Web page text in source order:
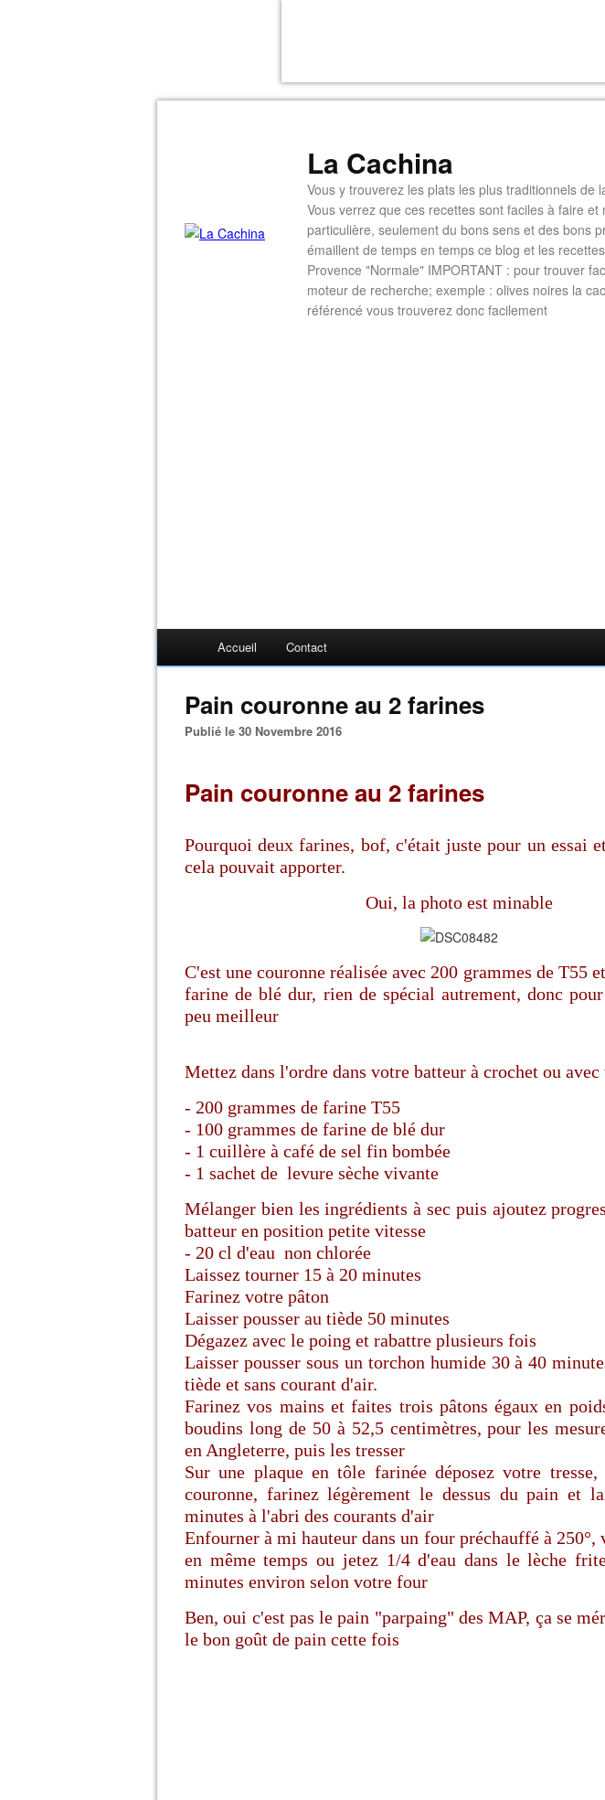
La Cachina
Vous y trouverez les plats les plus traditionnels de
Vous verrez que ces recettes sont faciles à faire
particulière, seulement du bons sens et des bons
émaillent de temps en temps ce blog et les
Provence "Normale" IMPORTANT : pour trouver
moteur de recherche; exemple : olives noires la
référencé vous trouverez donc facilement
Accueil Contact
Pain couronne au 2 farines
Publié le 30 Novembre 2016
Pain couronne au 2 farines
Pourquoi deux farines, bof, c'était juste pour un essai
cela pouvait apporter.
Oui, la photo est minable
C'est une couronne réalisée avec 200 grammes de T55
farine de blé dur, rien de spécial autrement, donc
peu meilleur
Mettez dans l'ordre dans votre batteur à crochet ou
- 200 grammes de farine T55
- 100 grammes de farine de blé dur
- 1 cuillère à café de sel fin bombée
- 1 sachet de levure sèche vivante
Mélanger bien les ingrédients à sec puis ajoutez
batteur en position petite vitesse
- 20 cl d'eau non chlorée
Laissez tourner 15 à 20 minutes
Farinez votre pâton
Laisser pousser au tiède 50 minutes
Dégazez avec le poing et rabattre plusieurs fois
Laisser pousser sous un torchon humide 30 à 40
tiède et sans courant d'air.
Farinez vos mains et faites trois pâtons égaux en
boudins long de 50 à 52,5 centimètres, pour les
en Angleterre, puis les tresser
Sur une plaque en tôle farinée déposez votre
couronne, farinez légèrement le dessus du pain et
minutes à l'abri des courants d'air
Enfourner à mi hauteur dans un four préchauffé à 250°,
en même temps ou jetez 1/4 d'eau dans le lèche
minutes environ selon votre four
Ben, oui c'est pas le pain "parpaing" des MAP, ça se
le bon goût de pain cette fois